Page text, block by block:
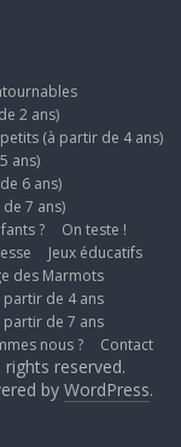
2 ans)
(à partir de 4 ans)
ans)
6 ans)
7 ans)
?
On teste !
Jeux éducatifs
des Marmots
partir de 4 ans
partir de 7 ans
nous ? Contact
rights reserved.
by WordPress.